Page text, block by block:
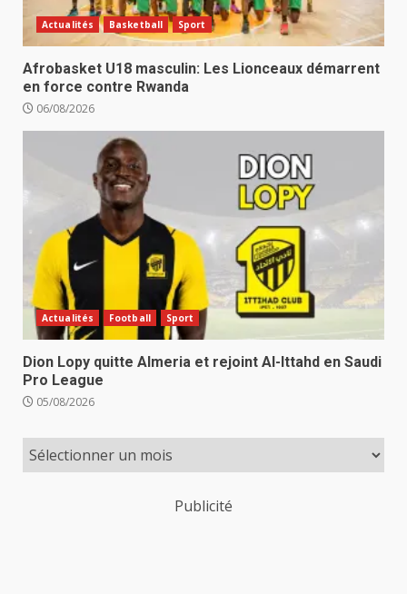
Actualités Basketball Sport
Afrobasket U18 masculin: Les Lionceaux démarrent
en force contre Rwanda
06/08/2026
Actualités Football Sport
Dion Lopy quitte Almeria et rejoint Al-Ittahd en Saudi
Pro League
05/08/2026
Publicité